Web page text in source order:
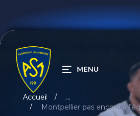
RECHERCHER
MENU
Accueil
...
Montpellier pas encore à